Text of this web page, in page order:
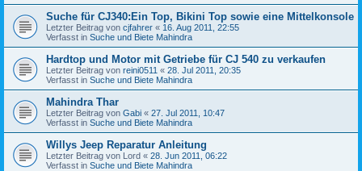
Suche für CJ340:Ein Top, Bikini Top sowie eine Mittelkonsole
Letzter Beitrag von cjfahrer « 16. Aug 2011, 22:55
Verfasst in Suche und Biete Mahindra
Hardtop und Motor mit Getriebe für CJ 540 zu verkaufen
Letzter Beitrag von reini0511 « 28. Jul 2011, 20:35
Verfasst in Suche und Biete Mahindra
Mahindra Thar
Letzter Beitrag von Gabi « 27. Jul 2011, 10:47
Verfasst in Suche und Biete Mahindra
Willys Jeep Reparatur Anleitung
Letzter Beitrag von Lord « 28. Jun 2011, 06:22
Verfasst in Suche und Biete Mahindra